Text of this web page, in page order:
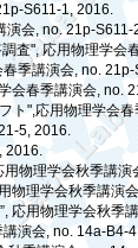
S611-1, 2016.
演会, no. 21p-S611-
調査",応用物理学会
春季講演会, no.
会春季講演会, no.
ト",応用物理学会
5, 2016.
2016.
用物理学会秋季講演
物理学会秋季講演
”, 応用物理学会秋季
講演会, no. 14a-B4-